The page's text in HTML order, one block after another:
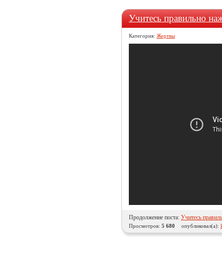
Учитесь правильно
Категория: Жертвы
Продолжение поста: Учитесь
Просмотров: 5 680 опубликовал(а):